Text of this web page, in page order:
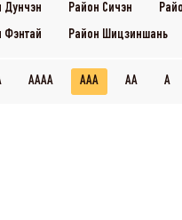
Дунчэн Район Сичэн
Фэнтай
Район Шицзиншань
AAAA AAA AA A